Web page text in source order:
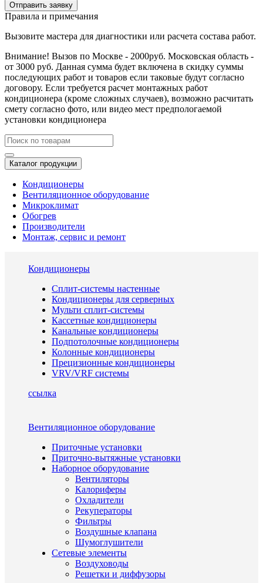
Отправить заявку
Правила и примечания
Вызовите мастера для диагностики или расчета состава работ.
Внимание! Вызов по Москве - 2000руб. Московская область -
от 3000 руб. Данная сумма будет включена в скидку суммы
последующих работ и товаров если таковые будут согласно
договору. Если требуется расчет монтажных работ
кондиционера (кроме сложных случаев), возможно расчитать
смету согласно фото, или видео мест предпологаемой
установки кондиционера
Каталог продукции
Кондиционеры
Вентиляционное оборудование
Микроклимат
Обогрев
Производители
Монтаж, сервис и ремонт
Кондиционеры
Сплит-системы настенные
Кондиционеры для серверных
Мульти сплит-системы
Кассетные кондиционеры
Канальные кондиционеры
Подпотолочные кондиционеры
Колонные кондиционеры
Прецизионные кондиционеры
VRV/VRF системы
ссылка
Вентиляционное оборудование
Приточные установки
Приточно-вытяжные установки
Наборное оборудование
Вентиляторы
Калориферы
Охладители
Рекуператоры
Фильтры
Воздушные клапана
Шумоглушители
Сетевые элементы
Воздуховоды
Решетки и диффузоры